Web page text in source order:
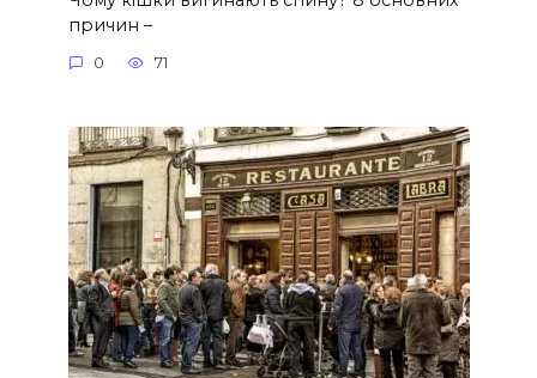
причин –
0 71